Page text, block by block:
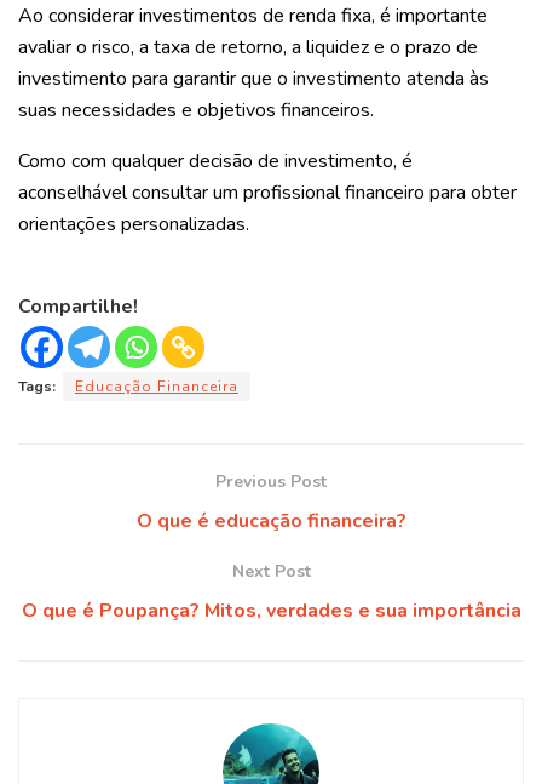
Ao considerar investimentos de renda fixa, é importante
avaliar o risco, a taxa de retorno, a liquidez e o prazo de
investimento para garantir que o investimento atenda às
suas necessidades e objetivos financeiros.
Como com qualquer decisão de investimento, é
aconselhável consultar um profissional financeiro para obter
orientações personalizadas.
Compartilhe!
Tags: Educação Financeira
Previous Post
O que é educação financeira?
Next Post
O que é Poupança? Mitos, verdades e sua importância